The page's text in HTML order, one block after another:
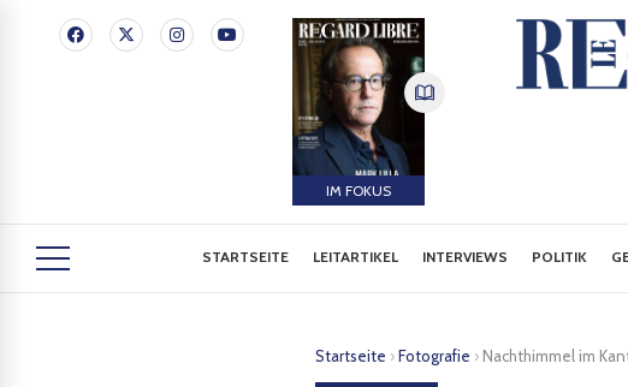
IM FOKUS
STARTSEITE LEITARTIKEL INTERVIEWS POLITIK
Startseite ›Fotografie › Nachthimmel im